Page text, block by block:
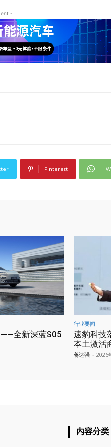
-
Pinterest
全新深蓝S05
行业要闻
速豹科技
本土激活
蒋达强 - 2026
内容分类